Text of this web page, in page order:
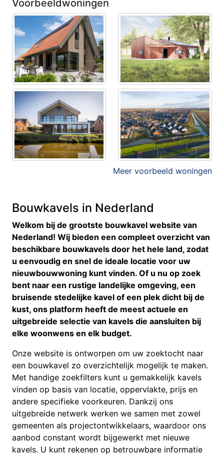
Voorbeeldwoningen
Meer voorbeeld woningen
Bouwkavels in Nederland
Welkom bij de grootste bouwkavel website van
Nederland! Wij bieden een compleet overzicht van
beschikbare bouwkavels door het hele land, zodat
u eenvoudig en snel de ideale locatie voor uw
nieuwbouwwoning kunt vinden. Of u nu op zoek
bent naar een rustige landelijke omgeving, een
bruisende stedelijke kavel of een plek dicht bij de
kust, ons platform heeft de meest actuele en
uitgebreide selectie van kavels die aansluiten bij
elke woonwens en elk budget.
Onze website is ontworpen om uw zoektocht naar
een bouwkavel zo overzichtelijk mogelijk te maken.
Met handige zoekfilters kunt u gemakkelijk kavels
vinden op basis van locatie, oppervlakte, prijs en
andere specifieke voorkeuren. Dankzij ons
uitgebreide netwerk werken we samen met zowel
gemeenten als projectontwikkelaars, waardoor ons
aanbod constant wordt bijgewerkt met nieuwe
kavels. U kunt rekenen op betrouwbare informatie